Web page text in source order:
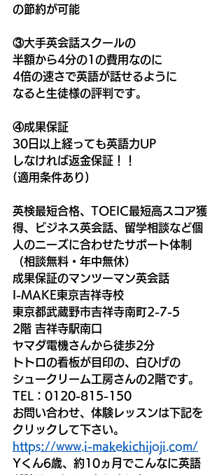
の節約が可能
③大手英会話スクールの
半額から4分の1の費用なのに
4倍の速さで英語が話せるように
なると生徒様の評判です。
④成果保証
30日以上経っても英語力UP
しなければ返金保証！！
(適用条件あり)
英検最短合格、TOEIC最短高スコア獲
得、ビジネス英会話、留学相談など個
人のニーズに合わせたサポート体制
（相談無料・年中無休）
成果保証のマンツーマン英会話
I-MAKE東京吉祥寺校
東京都武蔵野市吉祥寺南町2-7-5
2階 吉祥寺駅南口
ヤマダ電機さんから徒歩2分
トトロの看板が目印の、白ひげの
シュークリーム工房さんの2階です。
TEL：0120-815-150
お問い合わせ、体験レッスンは下記を
クリックして下さい。
https://www.i-makekichijoji.com/
Yくん6歳、約10ヵ月でこんなに英語